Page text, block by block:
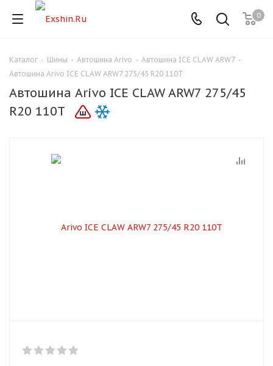
0
Каталог - Шины - Автошина Arivo - Автошина ICE CLAW ARW7 -
Автошина Arivo ICE CLAW ARW7 275/45 R20 110T
Автошина Arivo ICE CLAW ARW7 275/45
R20 110T
Для клиентов всех банков
Разбейте
оплатуна части
Оплачивайте сегодня только